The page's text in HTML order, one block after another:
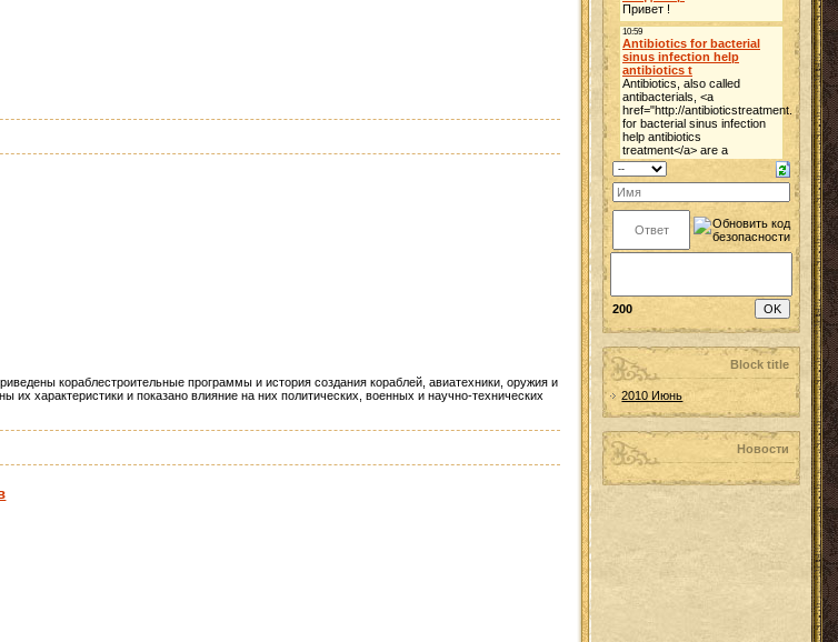
кораблестроительные программы и история создания кораблей, авиатехники, оружия и
характеристики и показано влияние на них политических, военных и научно-технических
200
Block title
2010 Июнь
Новости